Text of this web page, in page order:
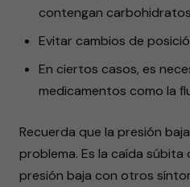
contengan
Evitar cambios de
En ciertos casos, es
medicamentos como la
Recuerda que la presión
problema. Es la caída súbita
presión baja con otros